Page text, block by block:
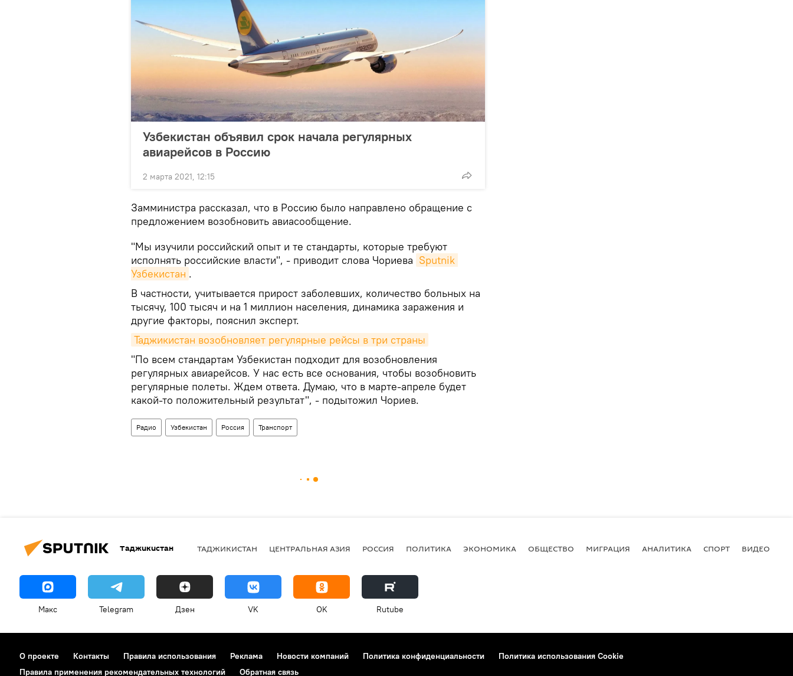
Узбекистан объявил срок начала регулярных
авиарейсов в Россию
2 марта 2021, 12:15
Замминистра рассказал, что в Россию было направлено обращение с
предложением возобновить авиасообщение.
"Мы изучили российский опыт и те стандарты, которые требуют
исполнять российские власти", - приводит слова Чориева Sputnik
Узбекистан .
В частности, учитывается прирост заболевших, количество больных на
тысячу, 100 тысяч и на 1 миллион населения, динамика заражения и
другие факторы, пояснил эксперт.
Таджикистан возобновляет регулярные рейсы в три страны
"По всем стандартам Узбекистан подходит для возобновления
регулярных авиарейсов. У нас есть все основания, чтобы возобновить
регулярные полеты. Ждем ответа. Думаю, что в марте-апреле будет
какой-то положительный результат", - подытожил Чориев.
Радио Узбекистан Россия Транспорт
Таджикистан ТАДЖИКИСТАН ЦЕНТРАЛЬНАЯ АЗИЯ РОССИЯ ПОЛИТИКА ЭКОНОМИКА ОБЩЕСТВО МИГРАЦИЯ АНАЛИТИКА СПОРТ ВИДЕО
Макс Telegram Дзен VK OK Rutube
О проекте Контакты Правила использования Реклама Новости компаний Политика конфиденциальности
Политика использования Cookie
Правила применения рекомендательных технологий
Обратная связь